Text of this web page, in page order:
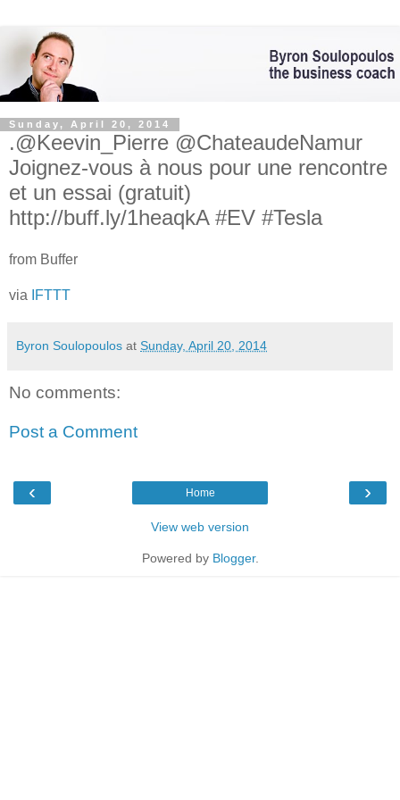
Sunday, April 20, 2014
.@Keevin_Pierre @ChateaudeNamur
Joignez-vous à nous pour une rencontre
et un essai (gratuit)
http://buff.ly/1heaqkA #EV #Tesla
from Buffer
via IFTTT
Byron Soulopoulos at Sunday, April 20, 2014
No comments:
Post a Comment
‹ ›
Home
View web version
Powered by Blogger.